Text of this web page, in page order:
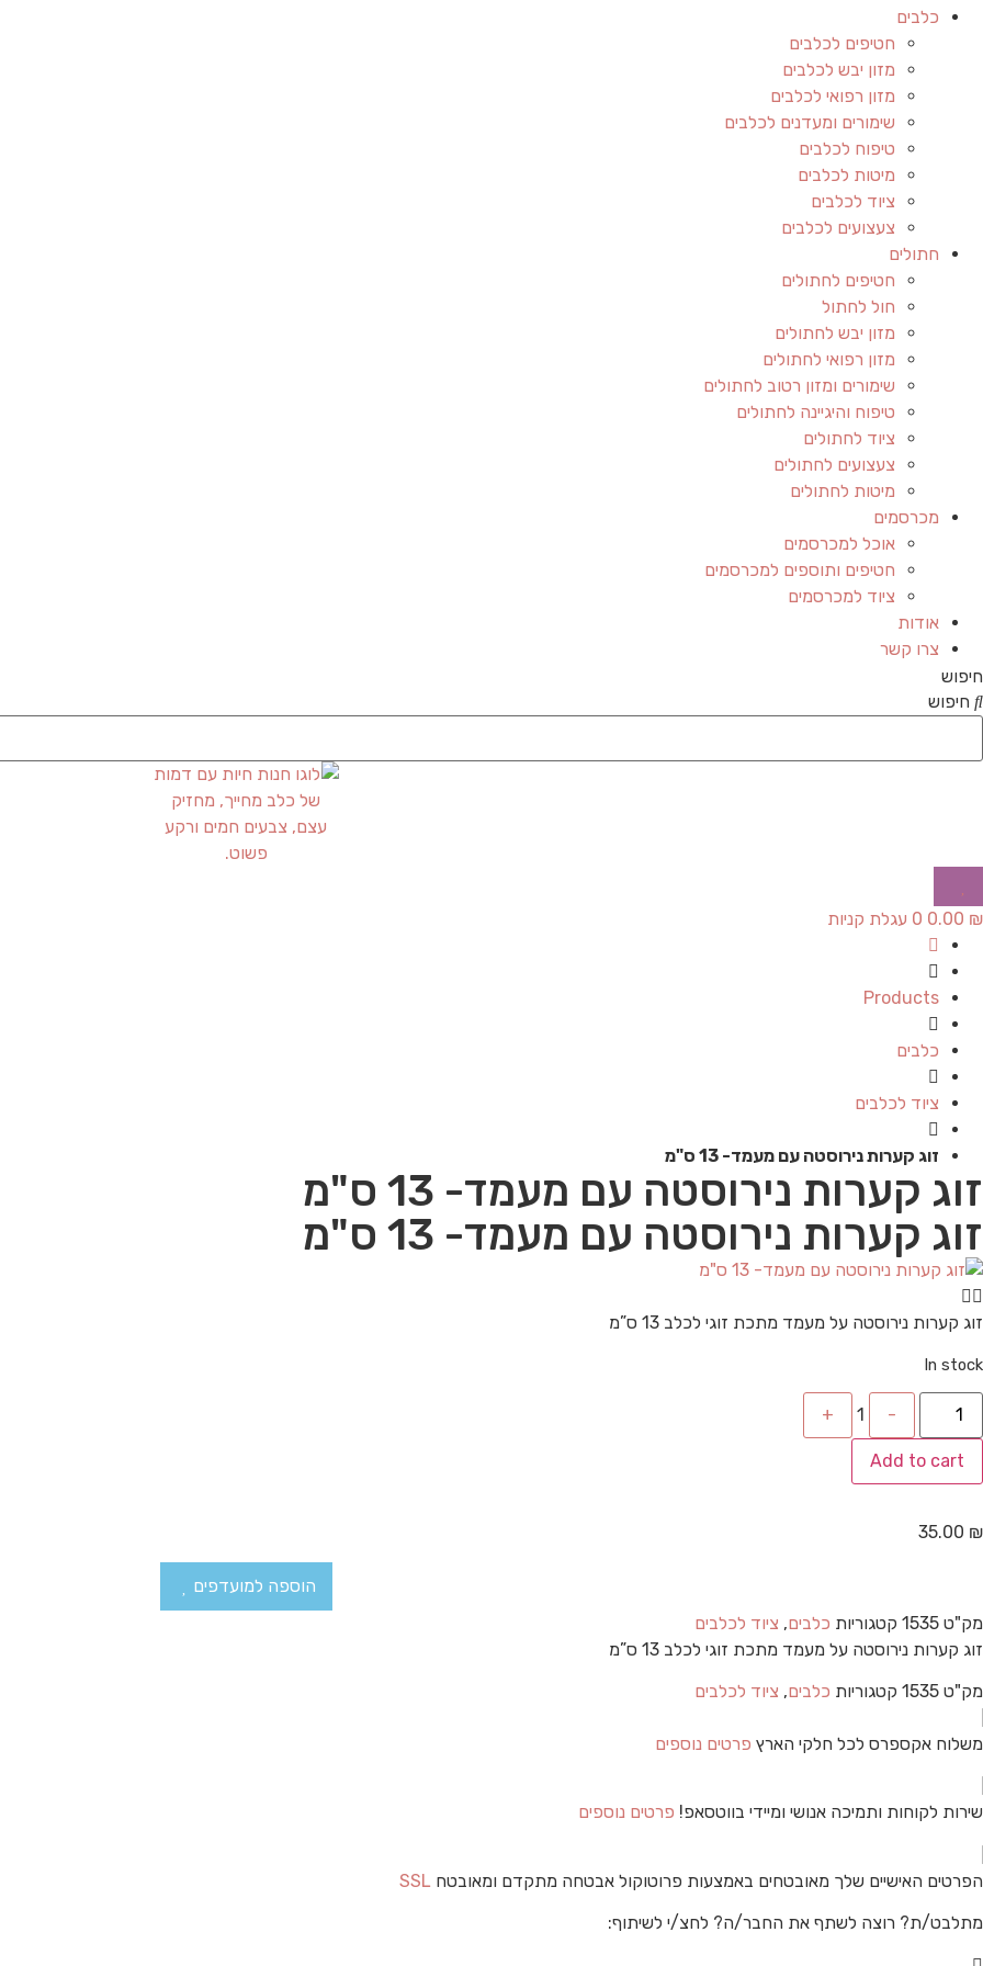
כלבים
חטיפים לכלבים
מזון יבש לכלבים
מזון רפואי לכלבים
שימורים ומעדנים לכלבים
טיפוח לכלבים
מיטות לכלבים
ציוד לכלבים
צעצועים לכלבים
חתולים
חטיפים לחתולים
חול לחתול
מזון יבש לחתולים
מזון רפואי לחתולים
שימורים ומזון רטוב לחתולים
טיפוח והיגיינה לחתולים
ציוד לחתולים
צעצועים לחתולים
מיטות לחתולים
מכרסמים
אוכל למכרסמים
חטיפים ותוספים למכרסמים
ציוד למכרסמים
אודות
צרו קשר
חיפוש
חיפוש
0.00 ₪
0 עגלת קניות
Products
כלבים
ציוד לכלבים
זוג קערות נירוסטה עם מעמד- 13 ס"מ
זוג קערות נירוסטה עם מעמד- 13 ס"מ
זוג קערות נירוסטה עם מעמד- 13 ס"מ
זוג קערות נירוסטה על מעמד מתכת זוגי לכלב 13 ס”מ
In stock
Quantity
-
1
+
Add to cart
35.00 ₪
הוספה למועדפים
מק"ט 1535 קטגוריות כלבים, ציוד לכלבים
זוג קערות נירוסטה על מעמד מתכת זוגי לכלב 13 ס”מ
מק"ט 1535 קטגוריות כלבים, ציוד לכלבים
משלוח אקספרס לכל חלקי הארץ פרטים נוספים
שירות לקוחות ותמיכה אנושי ומיידי בווטסאפ! פרטים נוספים
הפרטים האישיים שלך מאובטחים באמצעות פרוטוקול אבטחה מתקדם ומאובטח SSL
מתלבט/ת? רוצה לשתף את החבר/ה? לחצ/י לשיתוף: